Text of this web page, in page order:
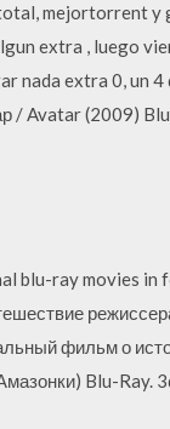
mejortorrent
extra , luego
nada extra 0, un 4
/ Avatar (2009)
blu-ray movies in
фильм о
Blu-Ray.